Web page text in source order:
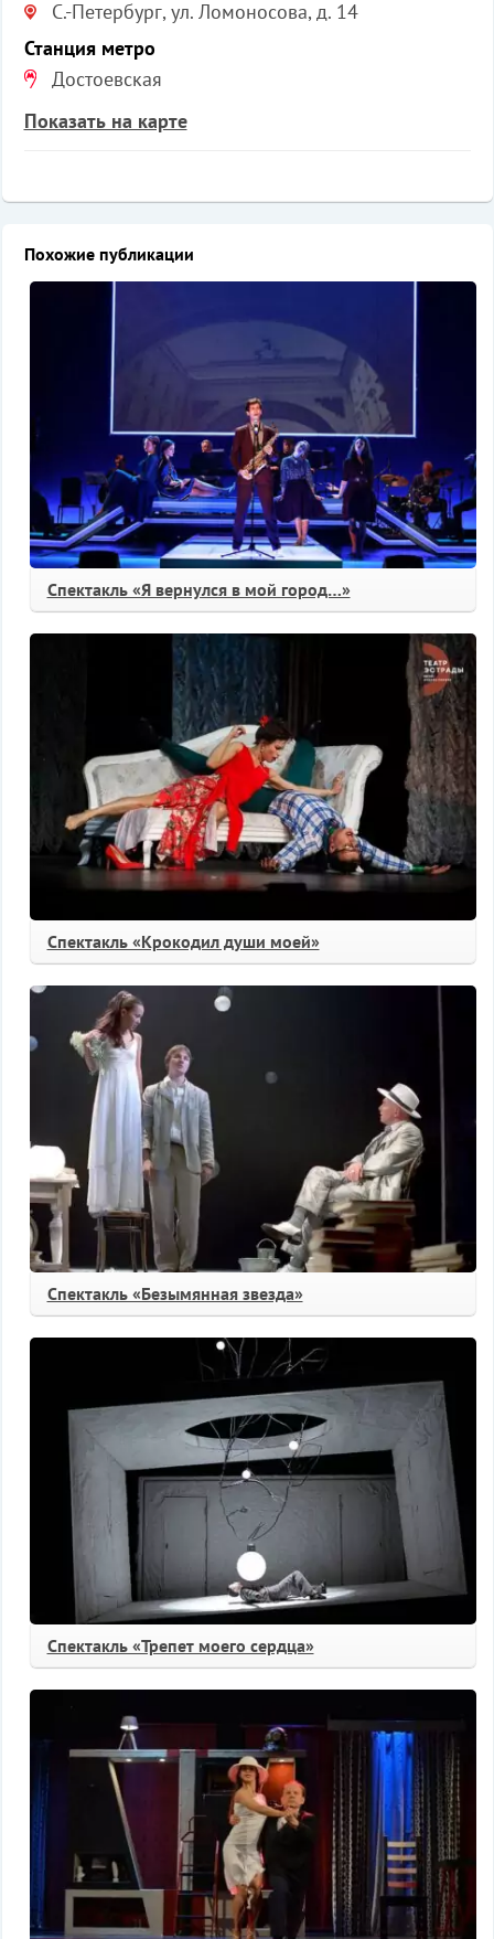
С.-Петербург, ул. Ломоносова, д. 14
Станция метро
Достоевская
Показать на карте
Похожие публикации
Спектакль «Я вернулся в мой город…»
Спектакль «Крокодил души моей»
Спектакль «Безымянная звезда»
Спектакль «Трепет моего сердца»